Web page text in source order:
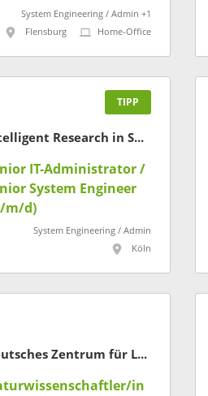
System Engineering / Admin +1
Flensburg
Home-Office
TIPP
Intelligent Research in Sponsoring GmbH
IT-Administrator /
System Engineer
m/d)
System Engineering / Admin
Köln
Deutsches Zentrum für Luft- und Raumfahrt
in